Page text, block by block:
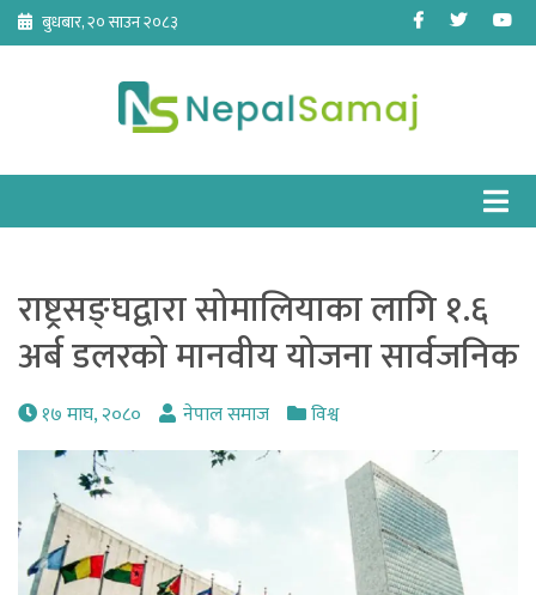
Skip
content
बुधबार, २० साउन २०८३ Facebook
Twitter
राष्ट्रसङ्घद्वारा सोमालियाका लागि १.६
अर्ब डलरको मानवीय योजना सार्वजनिक
१७ माघ, २०८० नेपाल समाज विश्व